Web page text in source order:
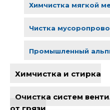
Химчистка мягкой
Чистка
Промышленный
Химчистка и стирка
Очистка систем